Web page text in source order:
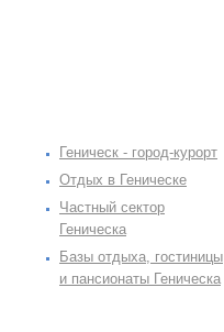
Геническ - город-курорт
Отдых в Геническе
Частный сектор
Геническа
Базы отдыха, гостиницы
и пансионаты Геническа